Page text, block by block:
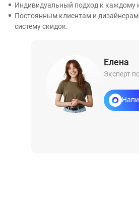
Индивидуальный подход к каждому
Постоянным клиентам и
систему скидок.
Елена
Эксперт